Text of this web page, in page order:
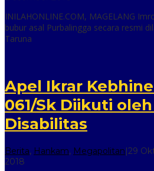
online
INILAHONLINE.COM, MAGELANG
bubur asal Purbalingga secara resmi
Taruna
Apel Ikrar
061/Sk Diikuti
Disabilitas
Berita, Hankam, Megapolitan|29
2018